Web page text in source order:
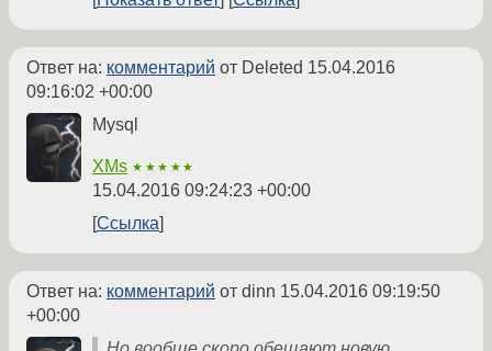
Ответ на: комментарий от Deleted 15.04.2016
09:16:02 +00:00
Mysql
XMs ★★★★★
15.04.2016 09:24:23 +00:00
Ссылка
Ответ на: комментарий от dinn 15.04.2016 09:19:50
+00:00